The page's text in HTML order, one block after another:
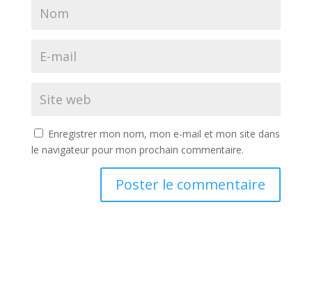
Enregistrer mon nom, mon e-mail et mon site dans
le navigateur pour mon prochain commentaire.